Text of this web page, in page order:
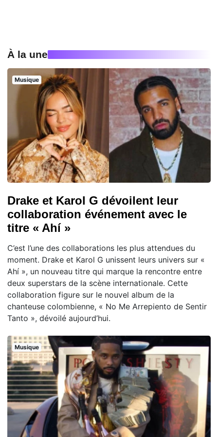
À la une
Musique
Drake et Karol G dévoilent leur
collaboration événement avec le
titre « Ahí »
C’est l’une des collaborations les plus attendues du
moment. Drake et Karol G unissent leurs univers sur «
Ahí », un nouveau titre qui marque la rencontre entre
deux superstars de la scène internationale. Cette
collaboration figure sur le nouvel album de la
chanteuse colombienne, « No Me Arrepiento de Sentir
Tanto », dévoilé aujourd’hui.
Musique